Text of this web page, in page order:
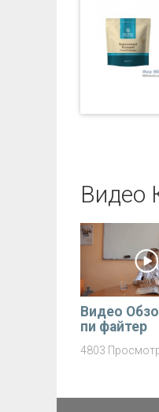
Видео
Видео
пи файтер
4803